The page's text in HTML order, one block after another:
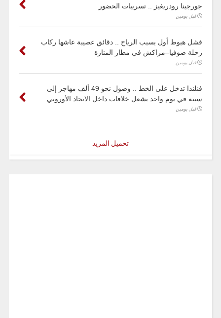
جورجينا رودريغيز .. تسريبات الحضور
قبل يومين
فشل هبوط أول بسبب الرياح .. دقائق عصيبة عاشها ركاب
رحلة صوفيا–مراكش في مطار المنارة
قبل يومين
فنلندا تدخل على الخط .. وصول نحو 49 ألف مهاجر إلى
سبتة في يوم واحد يشعل خلافات داخل الاتحاد الأوروبي
قبل يومين
تحميل المزيد